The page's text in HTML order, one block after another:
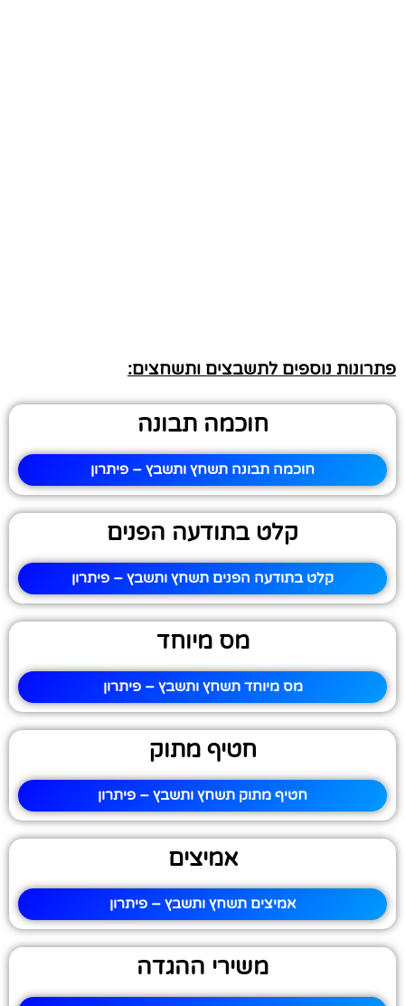
פתרונות נוספים לתשבצים ותשחצים:
חוכמה תבונה
חוכמה תבונה תשחץ ותשבץ – פיתרון
קלט בתודעה הפנים
קלט בתודעה הפנים תשחץ ותשבץ – פיתרון
מס מיוחד
מס מיוחד תשחץ ותשבץ – פיתרון
חטיף מתוק
חטיף מתוק תשחץ ותשבץ – פיתרון
אמיצים
אמיצים תשחץ ותשבץ – פיתרון
משירי ההגדה